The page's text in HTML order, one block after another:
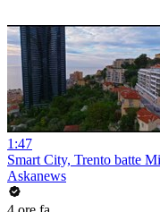
1:47
Smart City, Trento batte
Askanews